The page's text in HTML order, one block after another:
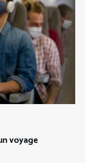
voyage